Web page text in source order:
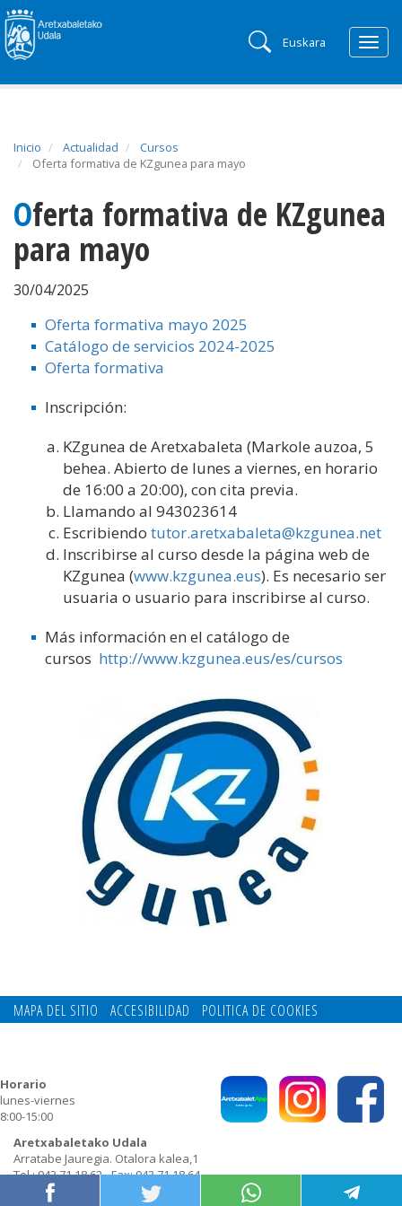
Euskara
Inicio Actualidad
Cursos
Oferta formativa de KZgunea para mayo
Oferta formativa de KZgunea
para mayo
30/04/2025
Oferta formativa mayo 2025
Catálogo de servicios 2024-2025
Oferta formativa
Inscripción:
KZgunea de Aretxabaleta (Markole auzoa, 5
behea. Abierto de lunes a viernes, en horario
de 16:00 a 20:00), con cita previa.
Llamando al 943023614
Escribiendo tutor.aretxabaleta@kzgunea.net
Inscribirse al curso desde la página web de
KZgunea (www.kzgunea.eus). Es necesario ser
usuaria o usuario para inscribirse al curso.
Más información en el catálogo de
cursos http://www.kzgunea.eus/es/cursos
MAPA DEL SITIO ACCESIBILIDAD
POLITICA DE COOKIES
CONTACTO POLITICA DE PRIVACIDAD
Aretxabaletako Udala
Arratabe Jauregia. Otalora kalea,1
Tel.: 943 71 18 62 - Fax: 943 71 18 64
E-mail:udala@aretxabaleta.eus
Horario
lunes-viernes
8:00-15:00